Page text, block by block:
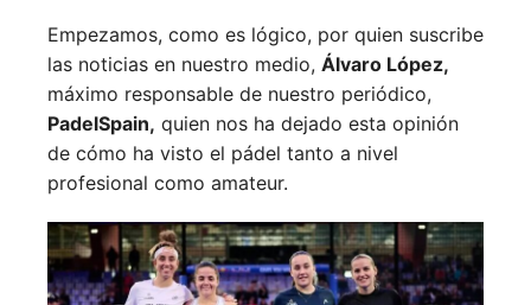
Empezamos, como es lógico, por quien suscribe
las noticias en nuestro medio, Álvaro López,
máximo responsable de nuestro periódico,
PadelSpain, quien nos ha dejado esta opinión
de cómo ha visto el pádel tanto a nivel
profesional como amateur.